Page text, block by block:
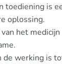
toediening is
oplossing.
het
de werking is